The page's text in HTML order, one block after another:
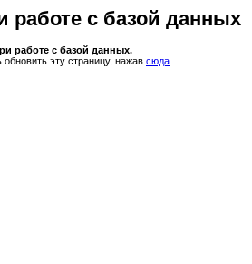
работе с базой данных
работе с базой данных.
эту страницу, нажав сюда